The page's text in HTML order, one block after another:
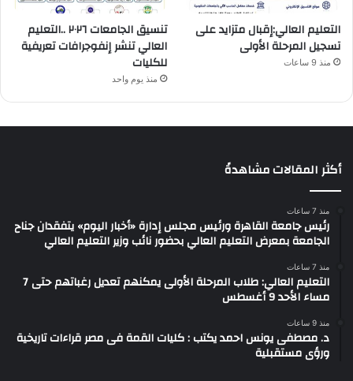
التعليم العالي:إقبال متزايد على
تسجيل المرحلة الأولى
منذ 9 ساعات
تنسيق الجامعات ٢٠٢٦ ..التعليم
العالي تنشر إنفوجرافات تعريفية
للكليات
منذ يوم واحد
أكثر المقالات مشاهدةً
منذ 7 ساعات
رئيس جامعة القاهرة ورئيس مجلس إدارة «أخبار اليوم» يتفقدان جناح
الجامعة بمعرض التعليم العالي بحضور نائب وزير التعليم العالي
منذ 7 ساعات
التعليم العالي: طلاب المرحلة الأولى يمكنهم تعديل رغباتهم حتى 7
مساء الأحد 9 أغسطس
منذ 9 ساعات
د. مصطفى يونس احمد يكتب : كليات القمة فى مصر قراءات تاريخية
ورؤى مستقبلية